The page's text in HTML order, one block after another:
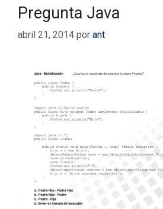
Pregunta Java
abril 21, 2014 por ant